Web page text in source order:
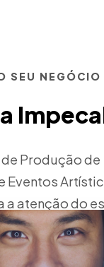
SEU NEGÓCIO
Produção de
Eventos
a atenção do